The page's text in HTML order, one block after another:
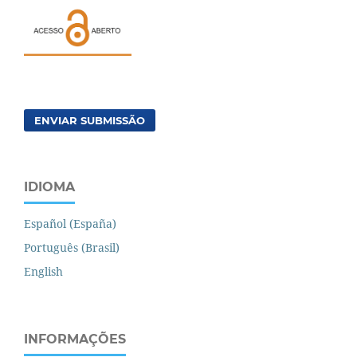
ENVIAR SUBMISSÃO
IDIOMA
Español (España)
Português (Brasil)
English
INFORMAÇÕES